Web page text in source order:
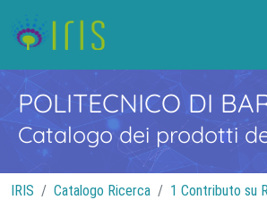
POLITECNICO DI
Catalogo dei prodotti
IRIS Catalogo Ricerca
1 Contributo su